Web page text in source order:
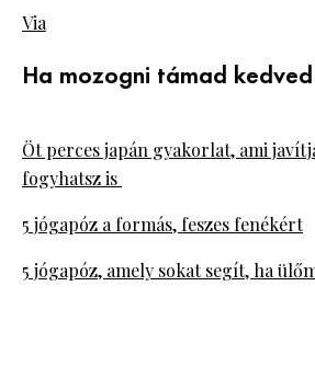
Via
Ha mozogni támad kedved
Öt perces japán gyakorlat, ami
fogyhatsz is
5 jógapóz a formás, feszes fenékért
5 jógapóz, amely sokat segít, ha